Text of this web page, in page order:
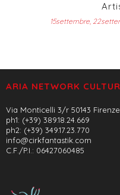
15settembre,
ARIA NETWORK
Via Monticelli 3/r 50143 Firenze
ph1: (+39) 389.18.24.669
ph2: (+39) 349.17.23.770
info@cirkfantastik.com
C.F./P.I.: 06427060485